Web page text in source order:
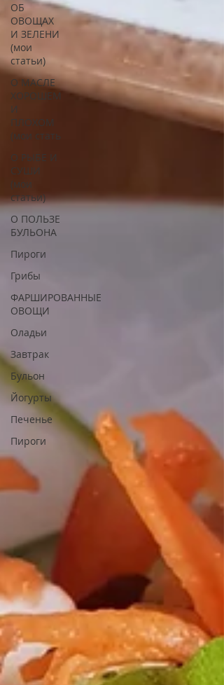
ОБ
ОВОЩАХ
И ЗЕЛЕНИ
(мои
статьи)
О МАСЛЕ
ХОРОШЕМ
И
ПЛОХОМ
(мои стать
О РЫБЕ И
СУШИ
(мои
статьи)
О ПОЛЬЗЕ
БУЛЬОНА
Пироги
Грибы
ФАРШИРОВАННЫЕ
ОВОЩИ
Оладьи
Завтрак
Бульон
Йогурты
Печенье
Пироги